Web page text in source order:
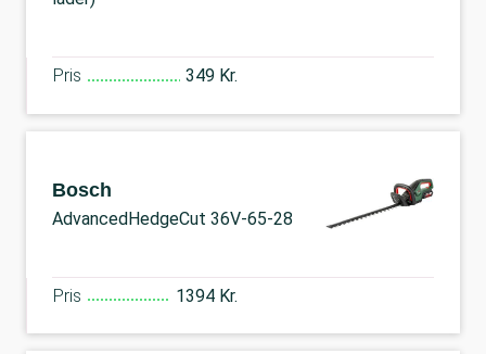
Pris 349 Kr.
Bosch
AdvancedHedgeCut 36V-65-28
Pris 1394 Kr.